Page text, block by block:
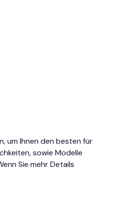
um Ihnen den besten für
sowie Modelle
Sie mehr Details